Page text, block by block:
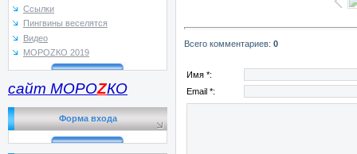
Ссылки
Пингвины веселятся
Видео
МОРОZКО 2019
сайт МОРОZКО
Форма входа
Всего комментариев: 0
Имя *:
Email *: